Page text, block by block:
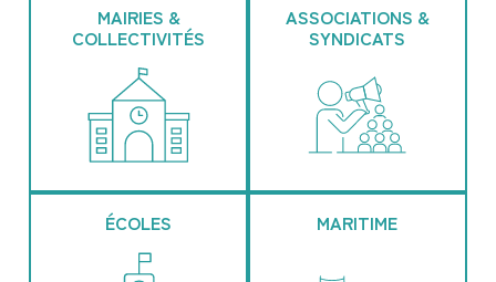
MAIRIES &
COLLECTIVITÉS
ASSOCIATIONS &
SYNDICATS
ÉCOLES MARITIME